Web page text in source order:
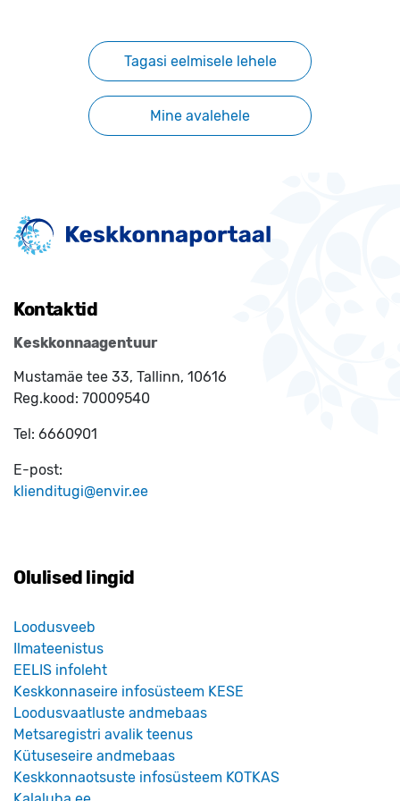
Tagasi eelmisele lehele
Mine avalehele
Kontaktid
Keskkonnaagentuur
Mustamäe tee 33, Tallinn, 10616
Reg.kood: 70009540
Tel: 6660901
E-post:
klienditugi@envir.ee
Olulised lingid
Loodusveeb
Ilmateenistus
EELIS infoleht
Keskkonnaseire infosüsteem KESE
Loodusvaatluste andmebaas
Metsaregistri avalik teenus
Kütuseseire andmebaas
Keskkonnaotsuste infosüsteem KOTKAS